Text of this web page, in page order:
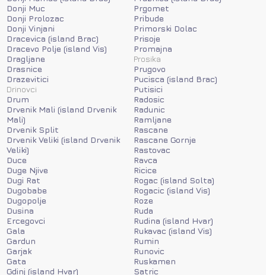
Donji Muc
Donji Prolozac
Donji Vinjani
Dracevica (island Brac)
Dracevo Polje (island Vis)
Dragljane
Drasnice
Drazevitici
Drinovci
Drum
Drvenik Mali (island Drvenik
Mali)
Drvenik Split
Drvenik Veliki (island Drvenik
Veliki)
Duce
Duge Njive
Dugi Rat
Dugobabe
Dugopolje
Dusina
Ercegovci
Gala
Gardun
Garjak
Gata
Gdinj (island Hvar)
Prgomet
Pribude
Primorski Dolac
Prisoje
Promajna
Prosika
Prugovo
Pucisca (island Brac)
Putisici
Radosic
Radunic
Ramljane
Rascane
Rascane Gornje
Rastovac
Ravca
Ricice
Rogac (island Solta)
Rogacic (island Vis)
Roze
Ruda
Rudina (island Hvar)
Rukavac (island Vis)
Rumin
Runovic
Ruskamen
Satric